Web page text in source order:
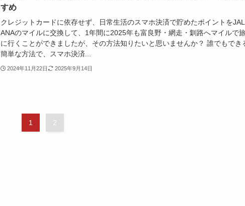
すめ
クレジットカードに依存せず、日常生活のスマホ決済で貯めたポイントを
ANAのマイルに交換して、1年間に2025年も富良野・網走・釧路へマイルで
に行くことができましたが、その方法知りたいと思いませんか？ 誰でもでき
簡単な方法で、スマホ決済...
2024年11月22日 2025年9月14日
1 2